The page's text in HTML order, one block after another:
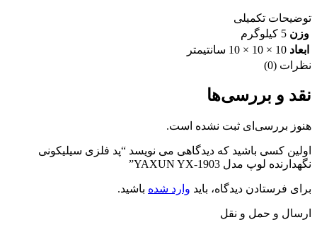
توضیحات تکمیلی
وزن 5 کیلوگرم
ابعاد 10 × 10 × 10 سانتیمتر
نظرات (0)
نقد و بررسی‌ها
هنوز بررسی‌ای ثبت نشده است.
اولین کسی باشید که دیدگاهی می نویسد “پد فلزی سیلیکونی
نگهدارنده لوپ مدل YAXUN YX-1903”
برای فرستادن دیدگاه، باید وارد شده باشید.
ارسال و حمل و نقل